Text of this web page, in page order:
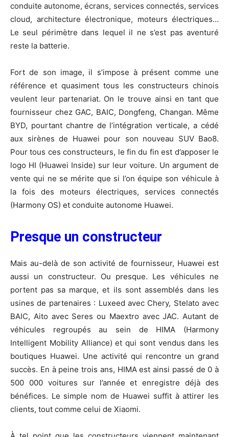
conduite autonome, écrans, services connectés, services
cloud, architecture électronique, moteurs électriques…
Le seul périmètre dans lequel il ne s’est pas aventuré
reste la batterie.
Fort de son image, il s’impose à présent comme une
référence et quasiment tous les constructeurs chinois
veulent leur partenariat. On le trouve ainsi en tant que
fournisseur chez GAC, BAIC, Dongfeng, Changan. Même
BYD, pourtant chantre de l’intégration verticale, a cédé
aux sirènes de Huawei pour son nouveau SUV Bao8.
Pour tous ces constructeurs, le fin du fin est d’apposer le
logo HI (Huawei Inside) sur leur voiture. Un argument de
vente qui ne se mérite que si l’on équipe son véhicule à
la fois des moteurs électriques, services connectés
(Harmony OS) et conduite autonome Huawei.
Presque un constructeur
Mais au-delà de son activité de fournisseur, Huawei est
aussi un constructeur. Ou presque. Les véhicules ne
portent pas sa marque, et ils sont assemblés dans les
usines de partenaires : Luxeed avec Chery, Stelato avec
BAIC, Aito avec Seres ou Maextro avec JAC. Autant de
véhicules regroupés au sein de HIMA (Harmony
Intelligent Mobility Alliance) et qui sont vendus dans les
boutiques Huawei. Une activité qui rencontre un grand
succès. En à peine trois ans, HIMA est ainsi passé de 0 à
500 000 voitures sur l’année et enregistre déjà des
bénéfices. Le simple nom de Huawei suffit à attirer les
clients, tout comme celui de Xiaomi.